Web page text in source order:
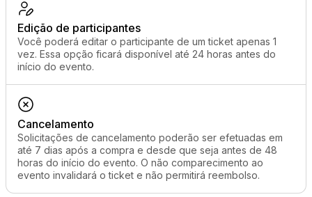
Edição de participantes
Você poderá editar o participante de um ticket apenas 1
vez. Essa opção ficará disponível até 24 horas antes do
início do evento.
Cancelamento
Solicitações de cancelamento poderão ser efetuadas em
até 7 dias após a compra e desde que seja antes de 48
horas do início do evento. O não comparecimento ao
evento invalidará o ticket e não permitirá reembolso.